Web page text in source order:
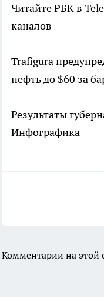
Читайте РБК в
каналов
Trafigura
нефть до $60 за
Результаты
Инфографика
Комментарии на этой